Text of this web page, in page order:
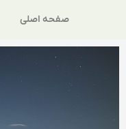
صفحه اصلی